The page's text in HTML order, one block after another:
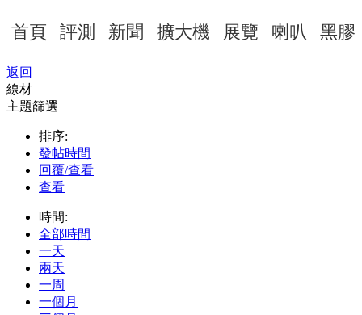
首頁 評測 新聞 擴大機 展覽 喇叭 黑膠
返回
線材
主題篩選
排序:
發帖時間
回覆/查看
查看
時間:
全部時間
一天
兩天
一周
一個月